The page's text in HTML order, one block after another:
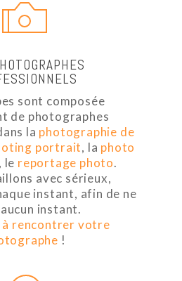
sont composée
de photographes
la photographie de
portrait, la photo
, le reportage photo.
avec sérieux,
instant, afin de ne
instant.
à rencontrer votre
!